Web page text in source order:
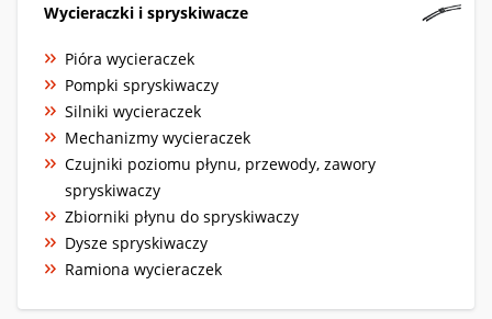
Wycieraczki i spryskiwacze
Pióra wycieraczek
Pompki spryskiwaczy
Silniki wycieraczek
Mechanizmy wycieraczek
Czujniki poziomu płynu, przewody, zawory
spryskiwaczy
Zbiorniki płynu do spryskiwaczy
Dysze spryskiwaczy
Ramiona wycieraczek